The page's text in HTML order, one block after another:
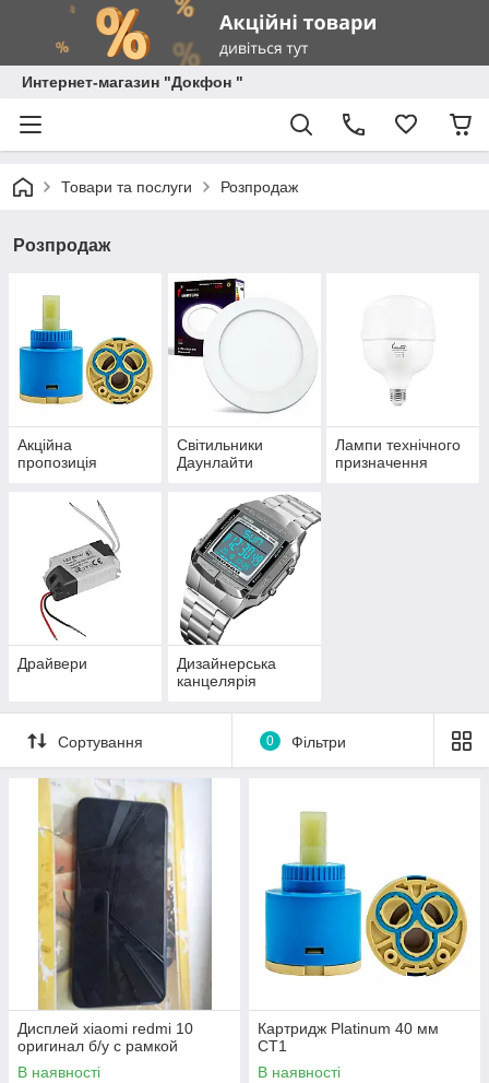
Интернет-магазин "Докфон "
Товари та послуги Розпродаж
Розпродаж
Акційна
пропозиція
Світильники
Даунлайти
Лампи технічного
призначення
Драйвери
Дизайнерська
канцелярія
Сортування 0 Фільтри
Дисплей xiaomi redmi 10
оригинал б/у с рамкой
В наявності
Картридж Platinum 40 мм
CT1
В наявності